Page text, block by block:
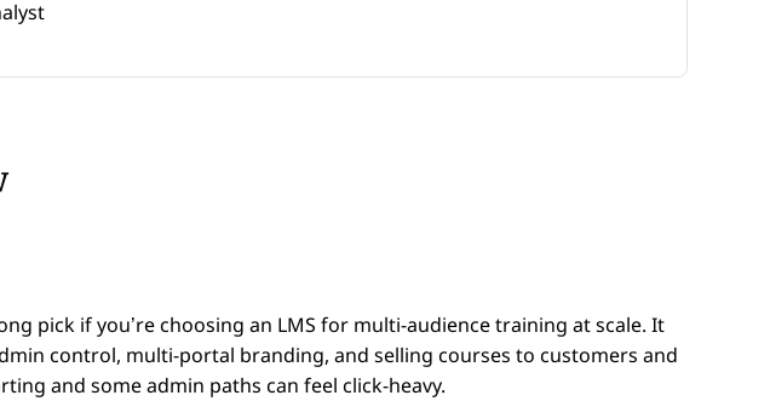
pick if you’re choosing an LMS for multi-audience training at scale. It
control, multi-portal branding, and selling courses to customers and
and some admin paths can feel click-heavy.